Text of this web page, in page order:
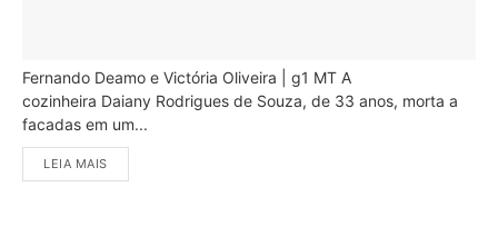
Fernando Deamo e Victória Oliveira | g1 MT A
cozinheira Daiany Rodrigues de Souza, de 33 anos, morta a
facadas em um...
LEIA MAIS